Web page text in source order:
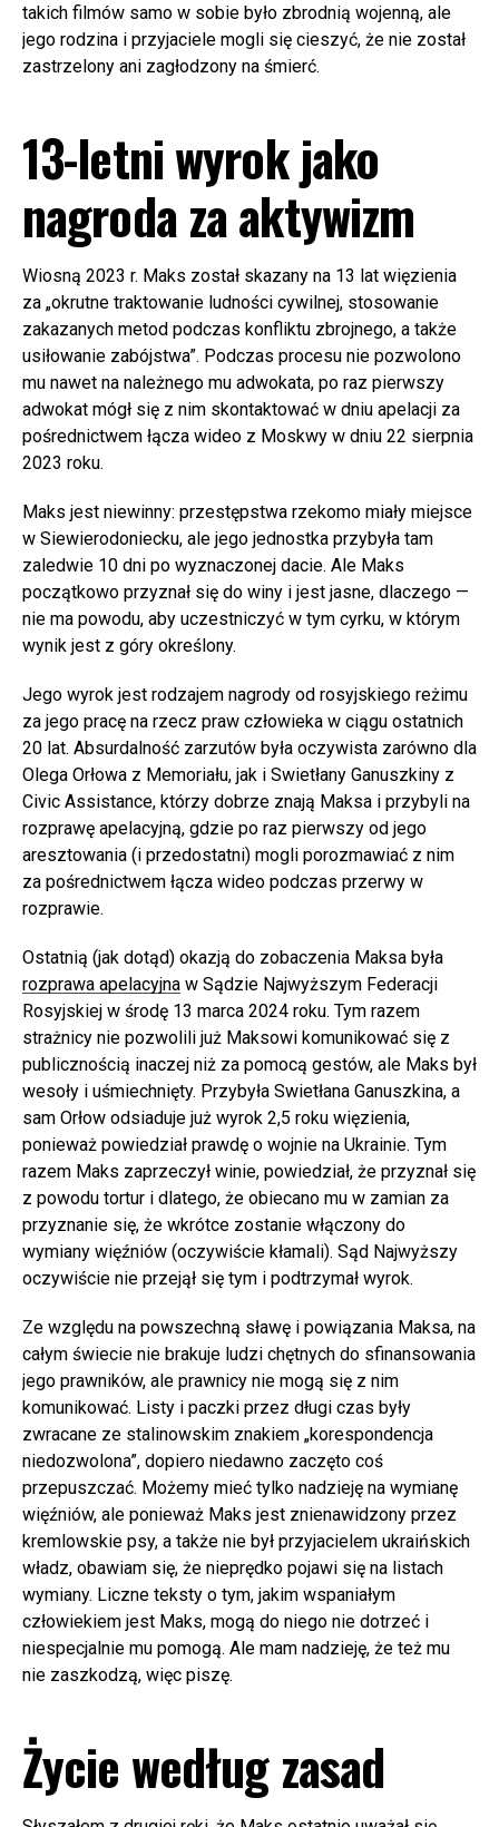
takich filmów samo w sobie było zbrodnią wojenną, ale
jego rodzina i przyjaciele mogli się cieszyć, że nie został
zastrzelony ani zagłodzony na śmierć.
13-letni wyrok jako
nagroda za aktywizm
Wiosną 2023 r. Maks został skazany na 13 lat więzienia
za „okrutne traktowanie ludności cywilnej, stosowanie
zakazanych metod podczas konfliktu zbrojnego, a także
usiłowanie zabójstwa”. Podczas procesu nie pozwolono
mu nawet na należnego mu adwokata, po raz pierwszy
adwokat mógł się z nim skontaktować w dniu apelacji za
pośrednictwem łącza wideo z Moskwy w dniu 22 sierpnia
2023 roku.
Maks jest niewinny: przestępstwa rzekomo miały miejsce
w Siewierodoniecku, ale jego jednostka przybyła tam
zaledwie 10 dni po wyznaczonej dacie. Ale Maks
początkowo przyznał się do winy i jest jasne, dlaczego —
nie ma powodu, aby uczestniczyć w tym cyrku, w którym
wynik jest z góry określony.
Jego wyrok jest rodzajem nagrody od rosyjskiego reżimu
za jego pracę na rzecz praw człowieka w ciągu ostatnich
20 lat. Absurdalność zarzutów była oczywista zarówno dla
Olega Orłowa z Memoriału, jak i Swietłany Ganuszkiny z
Civic Assistance, którzy dobrze znają Maksa i przybyli na
rozprawę apelacyjną, gdzie po raz pierwszy od jego
aresztowania (i przedostatni) mogli porozmawiać z nim
za pośrednictwem łącza wideo podczas przerwy w
rozprawie.
Ostatnią (jak dotąd) okazją do zobaczenia Maksa była
rozprawa apelacyjna w Sądzie Najwyższym Federacji
Rosyjskiej w środę 13 marca 2024 roku. Tym razem
strażnicy nie pozwolili już Maksowi komunikować się z
publicznością inaczej niż za pomocą gestów, ale Maks był
wesoły i uśmiechnięty. Przybyła Swietłana Ganuszkina, a
sam Orłow odsiaduje już wyrok 2,5 roku więzienia,
ponieważ powiedział prawdę o wojnie na Ukrainie. Tym
razem Maks zaprzeczył winie, powiedział, że przyznał się
z powodu tortur i dlatego, że obiecano mu w zamian za
przyznanie się, że wkrótce zostanie włączony do
wymiany więźniów (oczywiście kłamali). Sąd Najwyższy
oczywiście nie przejął się tym i podtrzymał wyrok.
Ze względu na powszechną sławę i powiązania Maksa, na
całym świecie nie brakuje ludzi chętnych do sfinansowania
jego prawników, ale prawnicy nie mogą się z nim
komunikować. Listy i paczki przez długi czas były
zwracane ze stalinowskim znakiem „korespondencja
niedozwolona”, dopiero niedawno zaczęto coś
przepuszczać. Możemy mieć tylko nadzieję na wymianę
więźniów, ale ponieważ Maks jest znienawidzony przez
kremlowskie psy, a także nie był przyjacielem ukraińskich
władz, obawiam się, że nieprędko pojawi się na listach
wymiany. Liczne teksty o tym, jakim wspaniałym
człowiekiem jest Maks, mogą do niego nie dotrzeć i
niespecjalnie mu pomogą. Ale mam nadzieję, że też mu
nie zaszkodzą, więc piszę.
Życie według zasad